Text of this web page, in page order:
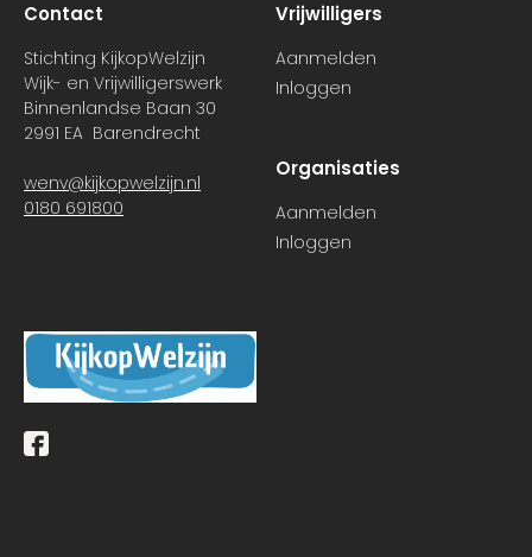
Contact
Stichting KijkopWelzijn
Wijk- en Vrijwilligerswerk
Binnenlandse Baan 30
2991 EA Barendrecht
wenv@kijkopwelzijn.nl
0180 691800
Vrijwilligers
Aanmelden
Inloggen
Organisaties
Aanmelden
Inloggen